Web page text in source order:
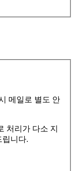
메일로 별도 안
처리가 다소 지
립니다.